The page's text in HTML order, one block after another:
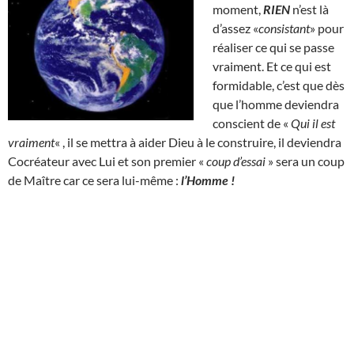
moment, RIEN n’est là
d’assez «consistant» pour
réaliser ce qui se passe
vraiment. Et ce qui est
formidable, c’est que dès
que l’homme deviendra
conscient de « Qui il est
vraiment« , il se mettra à aider Dieu à le construire, il deviendra
Cocréateur avec Lui et son premier « coup d’essai » sera un coup
de Maître car ce sera lui-même : l’Homme !